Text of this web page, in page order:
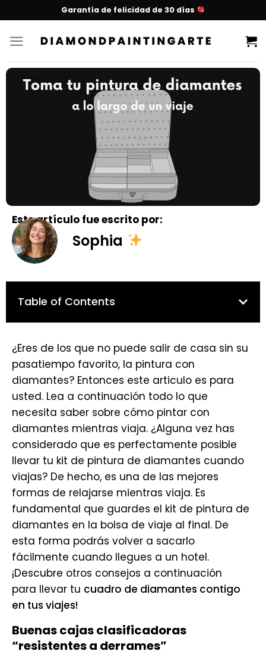
Garantía de felicidad de 30 días
Este artículo fue escrito por:
Sophia
Table of Contents
¿Eres de los que no puede salir de casa sin su
pasatiempo favorito, la pintura con
diamantes? Entonces este articulo es para
usted. Lea a continuación todo lo que
necesita saber sobre cómo pintar con
diamantes mientras viaja. ¿Alguna vez has
considerado que es perfectamente posible
llevar tu kit de pintura de diamantes cuando
viajas? De hecho, es una de las mejores
formas de relajarse mientras viaja. Es
fundamental que guardes el kit de pintura de
diamantes en la bolsa de viaje al final. De
esta forma podrás volver a sacarlo
fácilmente cuando llegues a un hotel.
¡Descubre otros consejos a continuación
para llevar tu cuadro de diamantes contigo
en tus viajes!
Buenas cajas clasificadoras
“resistentes a derrames”